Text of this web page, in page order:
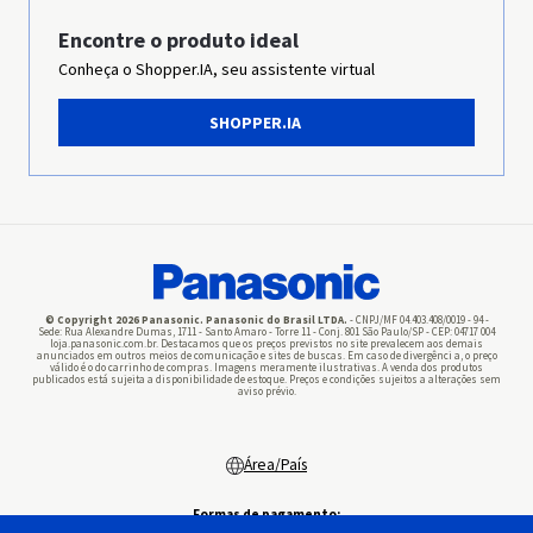
Grupo Panasonic
Imprensa
Panasonic Business
Pilhas
Encontre o produto ideal
Conheça o Shopper.IA, seu assistente virtual
SHOPPER.IA
© Copyright 2026 Panasonic. Panasonic do Brasil LTDA. - CNPJ/MF 04.403.408/0019 - 94 -
Sede: Rua Alexandre Dumas, 1711 - Santo Amaro - Torre 11 - Conj. 801 São Paulo/SP - CEP: 04717 004
loja.panasonic.com.br. Destacamos que os preços previstos no site prevalecem aos demais
anunciados em outros meios de comunicação e sites de buscas. Em caso de divergênci a, o preço
válido é o do carrinho de compras. Imagens meramente ilustrativas. A venda dos produtos
publicados está sujeita a disponibilidade de estoque. Preços e condições sujeitos a alterações sem
aviso prévio.
Área/País
Formas de pagamento: